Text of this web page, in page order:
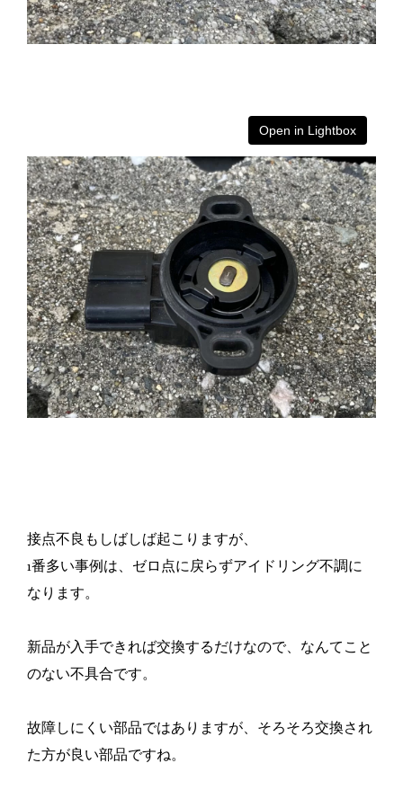
Open in Lightbox
接点不良もしばしば起こりますが、
1番多い事例は、ゼロ点に戻らずアイドリング不調に
なります。
新品が入手できれば交換するだけなので、なんてこと
のない不具合です。
故障しにくい部品ではありますが、そろそろ交換され
た方が良い部品ですね。